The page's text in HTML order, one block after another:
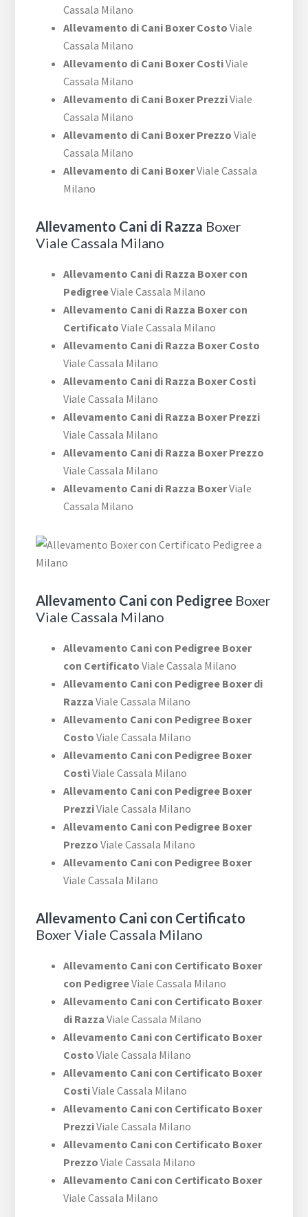
Cassala Milano
Allevamento di Cani Boxer Costo Viale
Cassala Milano
Allevamento di Cani Boxer CostiViale
Cassala Milano
Allevamento di Cani Boxer PrezziViale
Cassala Milano
Allevamento di Cani Boxer Prezzo Viale
Cassala Milano
Allevamento di Cani BoxerViale Cassala
Milano
Allevamento Cani di Razza Boxer
Viale Cassala Milano
Allevamento Cani di Razza Boxer con
PedigreeViale Cassala Milano
Allevamento Cani di Razza Boxer con
Certificato Viale Cassala Milano
Allevamento Cani di Razza Boxer Costo
Viale Cassala Milano
Allevamento Cani di Razza Boxer Costi
Viale Cassala Milano
Allevamento Cani di Razza Boxer Prezzi
Viale Cassala Milano
Allevamento Cani di Razza Boxer Prezzo
Viale Cassala Milano
Allevamento Cani di Razza BoxerViale
Cassala Milano
Allevamento Cani con Pedigree Boxer
Viale Cassala Milano
Allevamento Cani con Pedigree Boxer
con Certificato Viale Cassala Milano
Allevamento Cani con Pedigree Boxer di
Razza Viale Cassala Milano
Allevamento Cani con Pedigree Boxer
Costo Viale Cassala Milano
Allevamento Cani con Pedigree Boxer
CostiViale Cassala Milano
Allevamento Cani con Pedigree Boxer
PrezziViale Cassala Milano
Allevamento Cani con Pedigree Boxer
Prezzo Viale Cassala Milano
Allevamento Cani con Pedigree Boxer
Viale Cassala Milano
Allevamento Cani con Certificato
Boxer Viale Cassala Milano
Allevamento Cani con Certificato Boxer
con PedigreeViale Cassala Milano
Allevamento Cani con Certificato Boxer
di Razza Viale Cassala Milano
Allevamento Cani con Certificato Boxer
Costo Viale Cassala Milano
Allevamento Cani con Certificato Boxer
CostiViale Cassala Milano
Allevamento Cani con Certificato Boxer
PrezziViale Cassala Milano
Allevamento Cani con Certificato Boxer
Prezzo Viale Cassala Milano
Allevamento Cani con Certificato Boxer
Viale Cassala Milano